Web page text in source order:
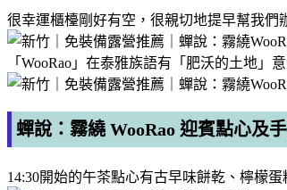
很幸運櫃檯剛好有空，很親切地提早幫我們
「WooRao」在泰雅族語有「肥沃的土地
蟬說：霧繞 WooRao 迎賓點心及
14:30開始的午茶點心有古早味餅乾、檸檬